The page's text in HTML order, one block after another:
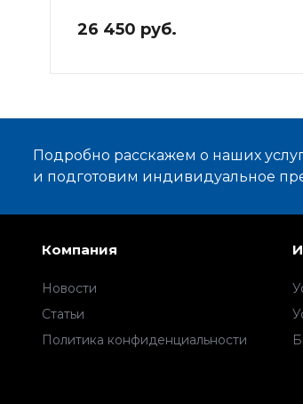
26 450 руб.
Подробно расскажем о наших
и подготовим индивидуальное
Компания
Новости
Статьи
Политика конфиденциальности